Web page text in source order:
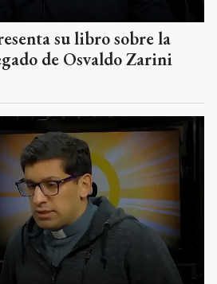
su libro sobre la
de Osvaldo Zarini